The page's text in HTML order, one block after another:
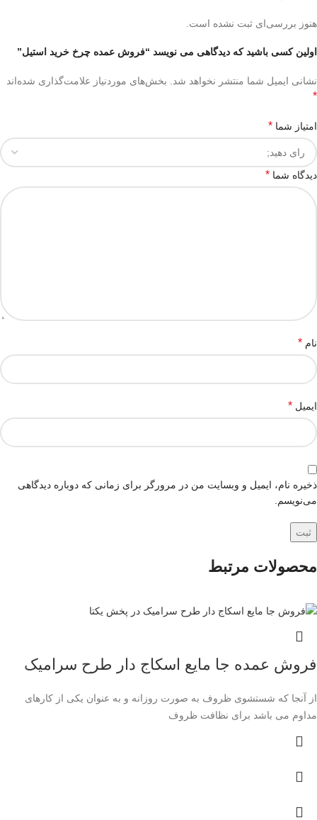
هنوز بررسی‌ای ثبت نشده است.
اولین کسی باشید که دیدگاهی می نویسد “فروش عمده چرخ خرید استیل”
نشانی ایمیل شما منتشر نخواهد شد. بخش‌های موردنیاز علامت‌گذاری شده‌اند
*
امتیاز شما *
دیدگاه شما *
نام *
ایمیل *
ذخیره نام، ایمیل و وبسایت من در مرورگر برای زمانی که دوباره دیدگاهی
می‌نویسم.
محصولات مرتبط
فروش عمده جا مایع اسکاج دار طرح سرامیک
از آنجا که شستشوی ظروف به صورت روزانه و به عنوان یکی از کارهای
مداوم می باشد برای نظافت ظروف